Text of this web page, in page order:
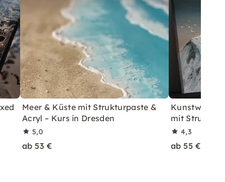
Meer & Küste mit Strukturpaste &
Acryl – Kurs in Dresden
5,0
ab 53 €
mit
4,3
ab 55 €